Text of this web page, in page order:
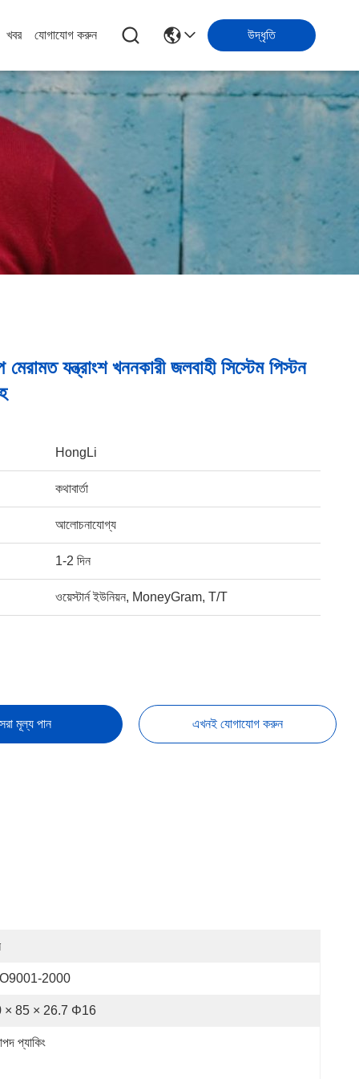
খবর যোগাযোগ করুন উদ্ধৃতি
মেরামত যন্ত্রাংশ খননকারী জলবাহী সিস্টেম পিস্টন
HongLi
কথাবার্তা
আলোচনাযোগ্য
1-2 দিন
ওয়েস্টার্ন ইউনিয়ন, MoneyGram, T/T
মূল্য পান এখনই যোগাযোগ করুন
2000
× 85 × 26.7 Φ16
প্যাকিং